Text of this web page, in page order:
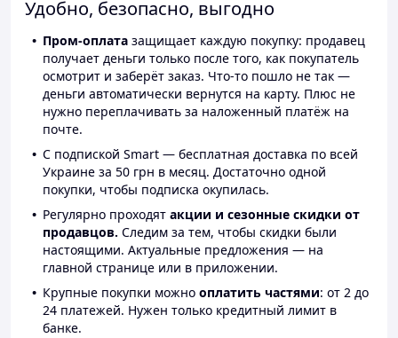
Удобно, безопасно, выгодно
Пром-оплата защищает каждую покупку: продавец
получает деньги только после того, как покупатель
осмотрит и заберёт заказ. Что-то пошло не так —
деньги автоматически вернутся на карту. Плюс не
нужно переплачивать за наложенный платёж на
почте.
С подпиской Smart — бесплатная доставка по всей
Украине за 50 грн в месяц. Достаточно одной
покупки, чтобы подписка окупилась.
Регулярно проходят акции и сезонные скидки от
продавцов. Следим за тем, чтобы скидки были
настоящими. Актуальные предложения — на
главной странице или в приложении.
Крупные покупки можно оплатить частями: от 2 до
24 платежей. Нужен только кредитный лимит в
банке.